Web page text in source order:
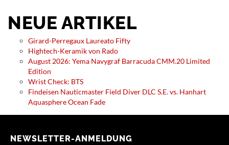
NEUE ARTIKEL
Girard-Perregaux Laureato Fifty
Hightech-Keramik von Rado
August 2026: Yema Navygraf Barracuda CMM.20 Limited
Edition
Wrist Check: BTS
Findeisen Nauticmaster Field Diver DLC S.E. vs. Hanhart
Aquasphere Ocean Fade
NEWSLETTER-ANMELDUNG